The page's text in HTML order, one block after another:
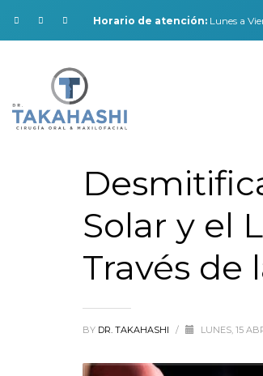
Horario de atención: Lunes a
Solar y el
Través de
BY DR. TAKAHASHI / LUNES, 15